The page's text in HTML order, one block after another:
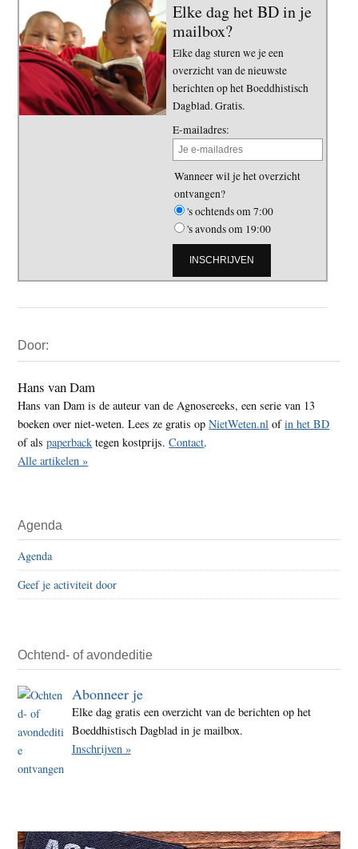
Elke dag het BD in je
mailbox?
Elke dag sturen we je een
overzicht van de nieuwste
berichten op het Boeddhistisch
Dagblad. Gratis.
E-mailadres:
Wanneer wil je het overzicht
ontvangen?
's ochtends om 7:00
's avonds om 19:00
Sidebar
Door:
Hans van Dam
Hans van Dam is de auteur van de Agnosereeks, een serie van 13
boeken over niet-weten. Lees ze gratis opNietWeten.nl ofin het BD
of alspaperback tegen kostprijs.Contact.
Alle artikelen »
Agenda
Agenda
Geef je activiteit door
Ochtend- of avondeditie
Abonneer je
Elke dag gratis een overzicht van de berichten op het
Boeddhistisch Dagblad in je mailbox.
Inschrijven »